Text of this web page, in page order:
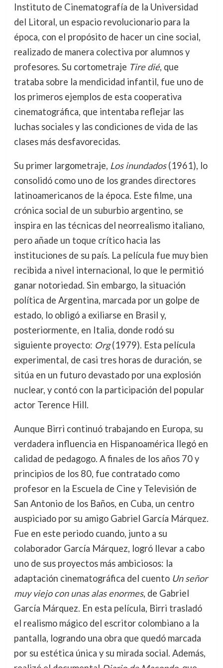
Instituto de Cinematografía de la Universidad
del Litoral, un espacio revolucionario para la
época, con el propósito de hacer un cine social,
realizado de manera colectiva por alumnos y
profesores. Su cortometraje Tire dié, que
trataba sobre la mendicidad infantil, fue uno de
los primeros ejemplos de esta cooperativa
cinematográfica, que intentaba reflejar las
luchas sociales y las condiciones de vida de las
clases más desfavorecidas.
Su primer largometraje, Los inundados(1961), lo
consolidó como uno de los grandes directores
latinoamericanos de la época. Este filme, una
crónica social de un suburbio argentino, se
inspira en las técnicas del neorrealismo italiano,
pero añade un toque crítico hacia las
instituciones de su país. La película fue muy bien
recibida a nivel internacional, lo que le permitió
ganar notoriedad. Sin embargo, la situación
política de Argentina, marcada por un golpe de
estado, lo obligó a exiliarse en Brasil y,
posteriormente, en Italia, donde rodó su
siguiente proyecto: Org(1979). Esta película
experimental, de casi tres horas de duración, se
sitúa en un futuro devastado por una explosión
nuclear, y contó con la participación del popular
actor Terence Hill.
Aunque Birri continuó trabajando en Europa, su
verdadera influencia en Hispanoamérica llegó en
calidad de pedagogo. A finales de los años 70 y
principios de los 80, fue contratado como
profesor en la Escuela de Cine y Televisión de
San Antonio de los Baños, en Cuba, un centro
auspiciado por su amigo Gabriel García Márquez.
Fue en este periodo cuando, junto a su
colaborador García Márquez, logró llevar a cabo
uno de sus proyectos más ambiciosos: la
adaptación cinematográfica del cuento Un señor
muy viejo con unas alas enormes, de Gabriel
García Márquez. En esta película, Birri trasladó
el realismo mágico del escritor colombiano a la
pantalla, logrando una obra que quedó marcada
por su estética única y su mirada social. Además,